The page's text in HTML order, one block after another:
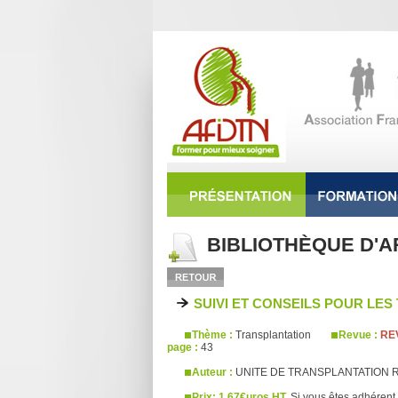
BIBLIOTHÈQUE
SUIVI ET CONSEILS POUR
Thème : Transplantation Revue :
page : 43
Auteur : UNITE DE TRANSPLANTATION